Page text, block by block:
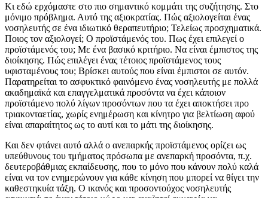
Κι εδώ ερχόμαστε στο πιο σημαντικό κομμάτι της συζήτησης. Στο
μόνιμο πρόβλημα. Αυτό της αξιοκρατίας. Πώς αξιολογείται ένας
νοσηλευτής σε ένα ιδιωτικό θεραπευτήριο; Τελείως προσχηματικά.
Ποιος τον αξιολογεί; Ο προϊστάμενός του. Πως έχει επιλεγεί ο
προϊστάμενός του; Με ένα βασικό κριτήριο. Να είναι έμπιστος της
διοίκησης. Πώς επιλέγει ένας τέτοιος προϊστάμενος τους
υφισταμένους του; Βρίσκει αυτούς που είναι έμπιστοι σε αυτόν.
Παρατηρείται το ασφυκτικό φαινόμενο ένας νοσηλευτής με πολλά
ακαδημαϊκά και επαγγελματικά προσόντα να έχει κάποιον
προϊστάμενο πολύ λίγων προσόντων που τα έχει αποκτήσει προ
τριακονταετίας, χωρίς ενημέρωση και κίνητρο για βελτίωση αφού
είναι απαραίτητος ως το αυτί και το μάτι της διοίκησης.
Και δεν φτάνει αυτό αλλά ο ανεπαρκής προϊστάμενος ορίζει ως
υπεύθυνους του τμήματος πρόσωπα με ανεπαρκή προσόντα, π.χ.
δευτεροβάθμιας εκπαίδευσης, που το μόνο που κάνουν πολύ καλά
είναι να τον ενημερώνουν για κάθε κίνηση που μπορεί να θίγει την
καθεστηκυία τάξη. Ο ικανός και προσοντούχος νοσηλευτής